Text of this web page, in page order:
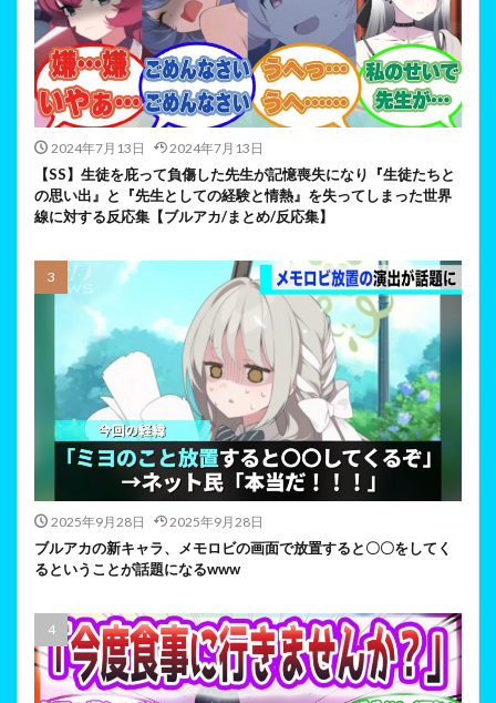
2024年7月13日 2024年7月13日
【SS】生徒を庇って負傷した先生が記憶喪失になり『生徒たちと
の思い出』と『先生としての経験と情熱』を失ってしまった世界
線に対する反応集【ブルアカ/まとめ/反応集】
2025年9月28日 2025年9月28日
ブルアカの新キャラ、メモロビの画面で放置すると〇〇をしてく
るということが話題になるwww